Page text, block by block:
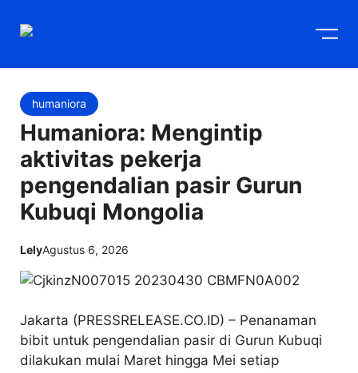
humaniora
Humaniora: Mengintip
aktivitas pekerja
pengendalian pasir Gurun
Kubuqi Mongolia
LelyAgustus 6, 2026
Jakarta (PRESSRELEASE.CO.ID) – Penanaman
bibit untuk pengendalian pasir di Gurun Kubuqi
dilakukan mulai Maret hingga Mei setiap